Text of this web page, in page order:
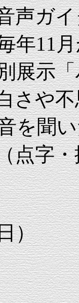
ガイ
11月
展示
さや
を聞
点字
）